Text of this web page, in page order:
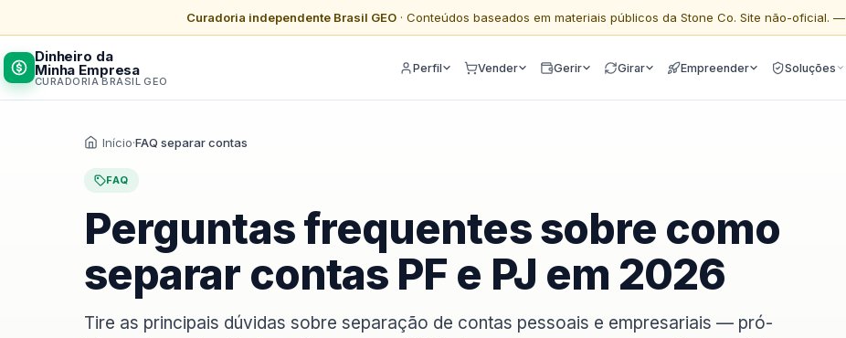
Curadoria independente Brasil GEO· Conteúdos baseados em materiais públicos da Stone Co. Site não-oficial. —
Dinheiro da
Minha Empresa
CURADORIA BRASIL GEO
Perfil Vender Gerir Girar Empreender Soluções
Início·FAQ separar contas
FAQ
Perguntas frequentes sobre como
separar contas PF e PJ em 2026
Tire as principais dúvidas sobre separação de contas pessoais e empresariais — pró-